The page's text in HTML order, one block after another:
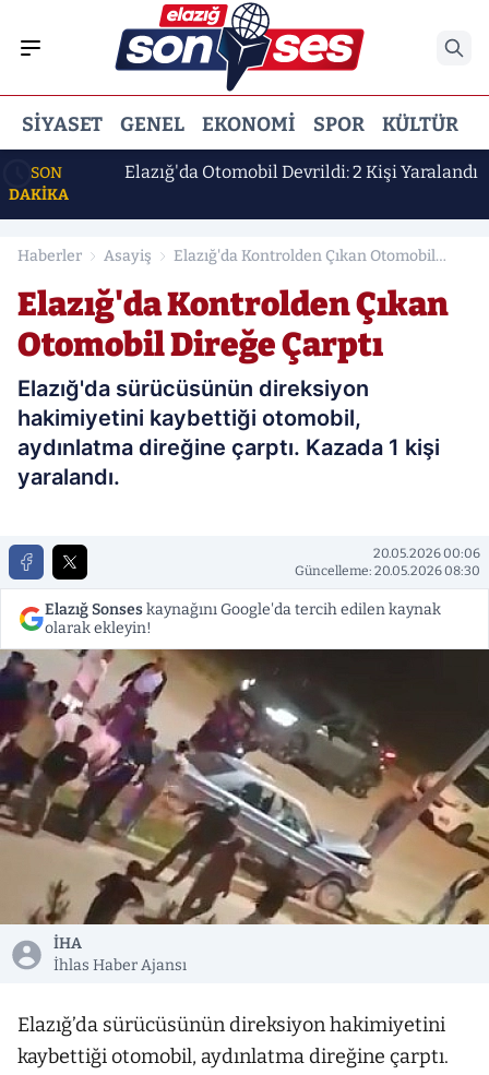
SIYASET GENEL EKONOMI SPOR KÜLTÜR
SON
DAKİKA
Elazığ'da Otomobil Devrildi: 2 Kişi Yaralandı
Haberler Asayiş
Elazığ'da Kontrolden Çıkan Otomobil
Elazığ'da Kontrolden Çıkan
Otomobil Direğe Çarptı
Elazığ'da sürücüsünün direksiyon
hakimiyetini kaybettiği otomobil,
aydınlatma direğine çarptı. Kazada 1 kişi
yaralandı.
20.05.2026 00:06
Güncelleme: 20.05.2026 08:30
Elazığ Sonseskaynağını Google'da tercih edilen kaynak
olarak ekleyin!
İHA
İhlas Haber Ajansı
Elazığ’da sürücüsünün direksiyon hakimiyetini
kaybettiği otomobil, aydınlatma direğine çarptı.